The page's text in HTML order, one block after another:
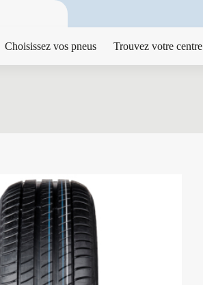
Choisissez vos pneus Trouvez votre centre